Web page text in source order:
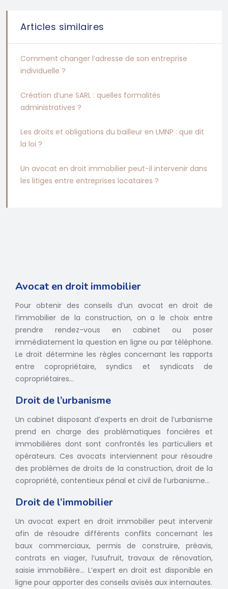
Articles similaires
Comment changer l’adresse de son entreprise
individuelle ?
Création d’une SARL : quelles formalités
administratives ?
Les droits et obligations du bailleur en LMNP : que dit
la loi ?
Un avocat en droit immobilier peut-il intervenir dans
les litiges entre entreprises locataires ?
Avocat en droit immobilier
Pour obtenir des conseils d’un avocat en droit de
l’immobilier de la construction, on a le choix entre
prendre rendez-vous en cabinet ou poser
immédiatement la question en ligne ou par téléphone.
Le droit détermine les règles concernant les rapports
entre copropriétaire, syndics et syndicats de
copropriétaires…
Droit de l’urbanisme
Un cabinet disposant d’experts en droit de l’urbanisme
prend en charge des problématiques foncières et
immobilières dont sont confrontés les particuliers et
opérateurs. Ces avocats interviennent pour résoudre
des problèmes de droits de la construction, droit de la
copropriété, contentieux pénal et civil de l’urbanisme...
Droit de l’immobilier
Un avocat expert en droit immobilier peut intervenir
afin de résoudre différents conflits concernant les
baux commerciaux, permis de construire, préavis,
contrats en viager, l’usufruit, travaux de rénovation,
saisie immobilière… L’expert en droit est disponible en
ligne pour apporter des conseils avisés aux internautes.